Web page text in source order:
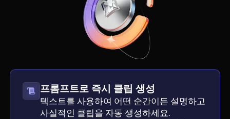
View all tools
프롬프트로 즉시 클립 생성
텍스트를 사용하여 어떤 순간이든 설명하고
사실적인 클립을 자동 생성하세요.